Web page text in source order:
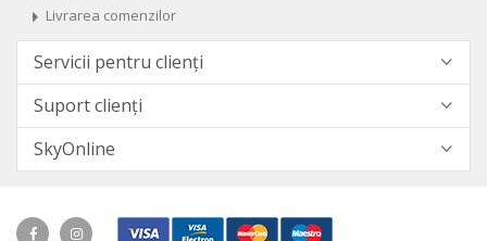
Livrarea comenzilor
Servicii pentru clienți
Suport clienți
SkyOnline